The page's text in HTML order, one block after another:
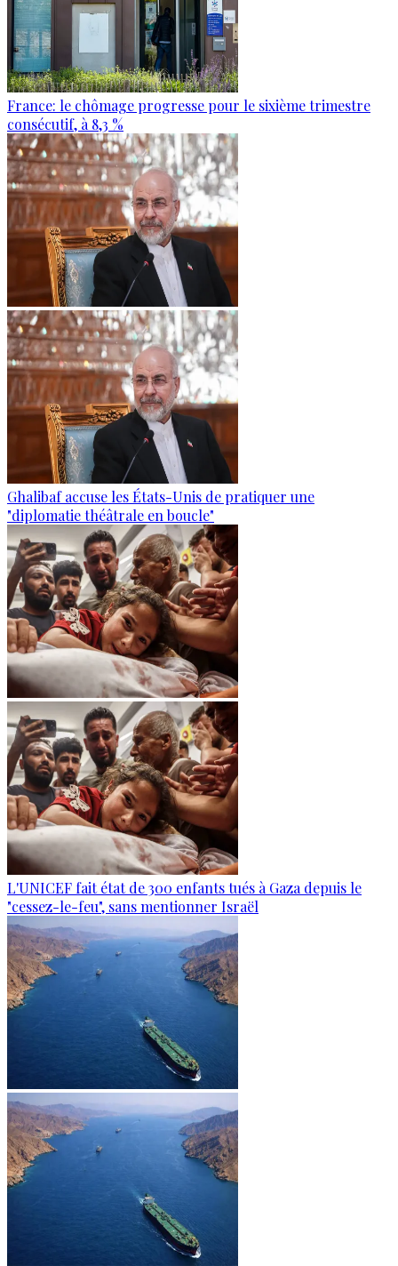
France: le chômage progresse pour le sixième trimestre
consécutif, à 8,3 %
Ghalibaf accuse les États-Unis de pratiquer une
"diplomatie théâtrale en boucle"
L'UNICEF fait état de 300 enfants tués à Gaza depuis le
"cessez-le-feu", sans mentionner Israël